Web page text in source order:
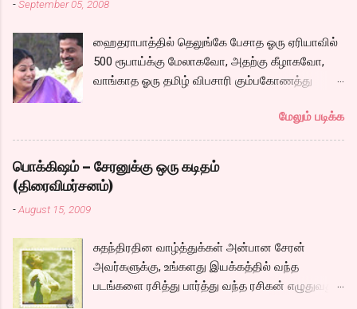
-September 05, 2008
ஹைதராபாத்தில் தெலுங்கே பேசாத ஓரு ஏரியாவில்
500 ரூபாய்க்கு மேலாகவோ, அதற்கு கீழாகவோ,
வாங்காத ஓரு தமிழ் விபசாரி கும்பகோணத்து
வாழ்கைபடுகிறாள். அவளுடய வாழ்கை எப்படி
அமைந்தது? என்ற ஓரு நல்ல லைனை , சங்கீதா
தன்னுடய இடுப்பை சுழற்றி, சுழற்றி நடப்பதை போல்
சும்மா, சுத்தி, சுத்தி குழப்பி, நம்பமுடியாத
திரைக்கதையால் சொதப்பி,சங்கீதாவை ஏதோ
க்ளைமாக்ஸில் செய்வதும் கொஞ்சம் அல்ல
ரொம்பவே ஓவர். ஓரு ஆச்சாரமான இளைஞன்
எப்படி ஓருவிபசாரியிடம் தன்னை இழக்கிறான்
மேலும் படிக்க
பொக்கிஷம் – சேரனுக்கு ஒரு கடிதம்
(திரைவிமர்சனம்)
-August 15, 2009
சுதந்திரதின வாழ்த்துக்கள் அன்பான சேரன்
அவர்களுக்கு, உங்களது இயக்கத்தில் வந்த
படங்களை ரசித்து பார்த்து வந்த ரசிகன் எழுதுவது.